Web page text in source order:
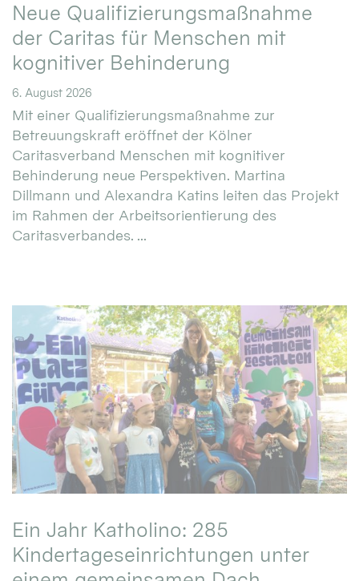
Neue Qualifizierungsmaßnahme
der Caritas für Menschen mit
kognitiver Behinderung
6. August 2026
Mit einer Qualifizierungsmaßnahme zur
Betreuungskraft eröffnet der Kölner
Caritasverband Menschen mit kognitiver
Behinderung neue Perspektiven. Martina
Dillmann und Alexandra Katins leiten das Projekt
im Rahmen der Arbeitsorientierung des
Caritasverbandes. ...
Ein Jahr Katholino: 285
Kindertageseinrichtungen unter